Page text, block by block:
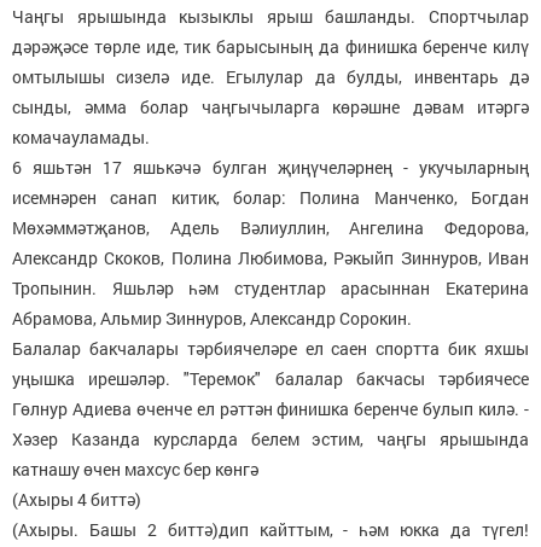
Чаңгы ярышында кызыклы ярыш башланды. Спортчылар
дәрәҗәсе төрле иде, тик барысының да финишка беренче килү
омтылышы сизелә иде. Егылулар да булды, инвентарь дә
сынды, әмма болар чаңгычыларга көрәшне дәвам итәргә
комачауламады.
6 яшьтән 17 яшькәчә булган җиңүчеләрнең - укучыларның
исемнәрен санап китик, болар: Полина Манченко, Богдан
Мөхәммәтҗанов, Адель Вәлиуллин, Ангелина Федорова,
Александр Скоков, Полина Любимова, Рәкыйп Зиннуров, Иван
Тропынин. Яшьләр һәм студентлар арасыннан Екатерина
Абрамова, Альмир Зиннуров, Александр Сорокин.
Балалар бакчалары тәрбиячеләре ел саен спортта бик яхшы
уңышка ирешәләр. "Теремок" балалар бакчасы тәрбиячесе
Гөлнур Адиева өченче ел рәттән финишка беренче булып килә. -
Хәзер Казанда курсларда белем эстим, чаңгы ярышында
катнашу өчен махсус бер көнгә
(Ахыры 4 биттә)
(Ахыры. Башы 2 биттә)дип кайттым, - һәм юкка да түгел!